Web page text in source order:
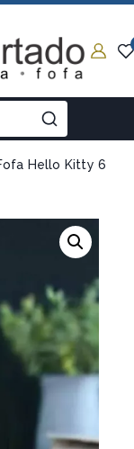
Hello Kitty 6